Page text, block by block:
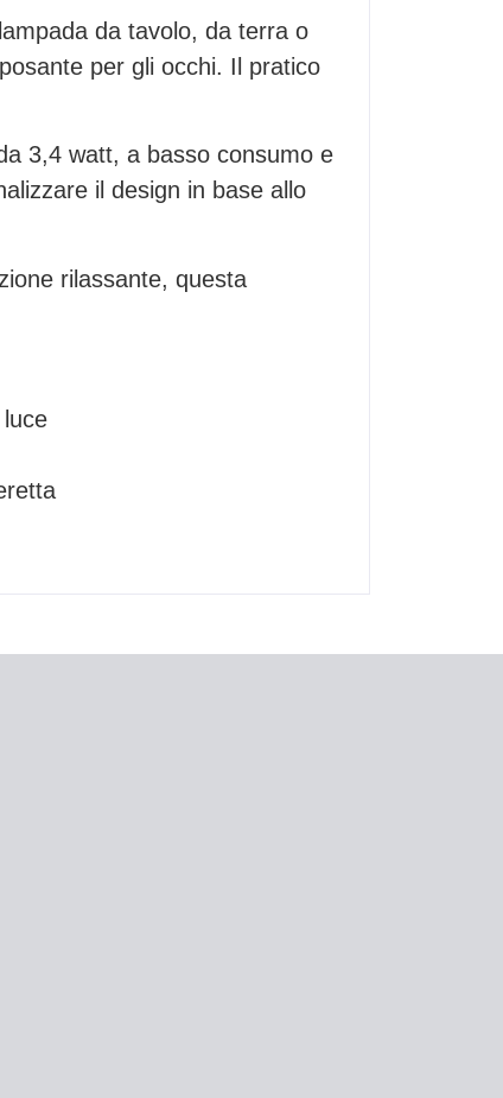
da tavolo, da terra o
per gli occhi. Il pratico
3,4 watt, a basso consumo e
il design in base allo
rilassante, questa